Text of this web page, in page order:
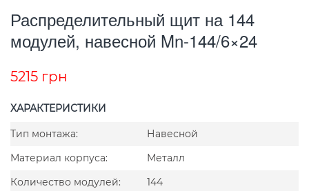
Распределительный щит на 144
модулей, навесной Mn-144/6×24
5215 грн
ХАРАКТЕРИСТИКИ
Тип монтажа:
Навесной
Материал корпуса:
Металл
Количество модулей:
144